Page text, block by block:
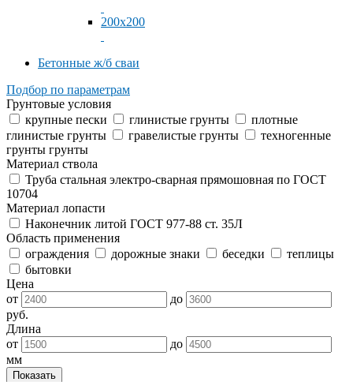
200x200
Бетонные ж/б сваи
Подбор по параметрам
Грунтовые условия
крупные пески
глинистые грунты
плотные
глинистые грунты
гравелистые грунты
техногенные
грунты грунты
Материал ствола
Труба стальная электро-сварная прямошовная по ГОСТ
10704
Материал лопасти
Наконечник литой ГОСТ 977-88 ст. 35Л
Область применения
ограждения
дорожные знаки беседки
теплицы
бытовки
Цена
от
до
руб.
Длина
от
до
мм